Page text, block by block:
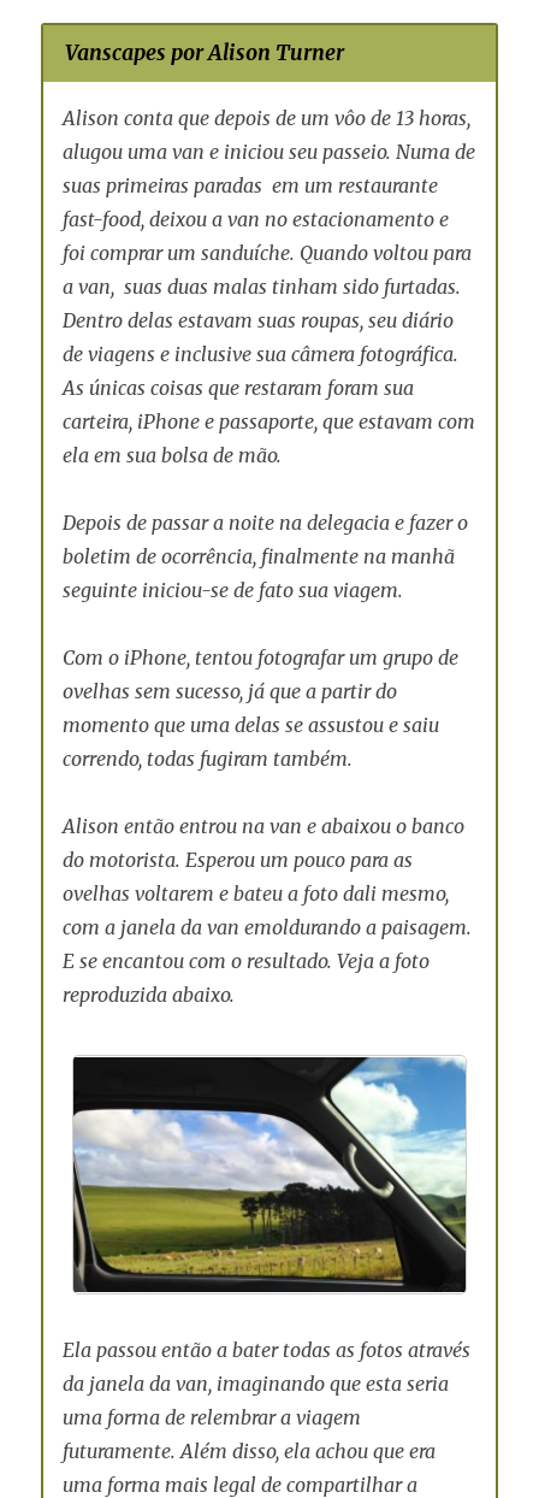
Vanscapes por Alison Turner
Alison conta que depois de um vôo de 13 horas,
alugou uma van e iniciou seu passeio. Numa de
suas primeiras paradas em um restaurante
fast-food, deixou a van no estacionamento e
foi comprar um sanduíche. Quando voltou para
a van, suas duas malas tinham sido furtadas.
Dentro delas estavam suas roupas, seu diário
de viagens e inclusive sua câmera fotográfica.
As únicas coisas que restaram foram sua
carteira, iPhone e passaporte, que estavam com
ela em sua bolsa de mão.
Depois de passar a noite na delegacia e fazer o
boletim de ocorrência, finalmente na manhã
seguinte iniciou-se de fato sua viagem.
Com o iPhone, tentou fotografar um grupo de
ovelhas sem sucesso, já que a partir do
momento que uma delas se assustou e saiu
correndo, todas fugiram também.
Alison então entrou na van e abaixou o banco
do motorista. Esperou um pouco para as
ovelhas voltarem e bateu a foto dali mesmo,
com a janela da van emoldurando a paisagem.
E se encantou com o resultado. Veja a foto
reproduzida abaixo.
Ela passou então a bater todas as fotos através
da janela da van, imaginando que esta seria
uma forma de relembrar a viagem
futuramente. Além disso, ela achou que era
uma forma mais legal de compartilhar a